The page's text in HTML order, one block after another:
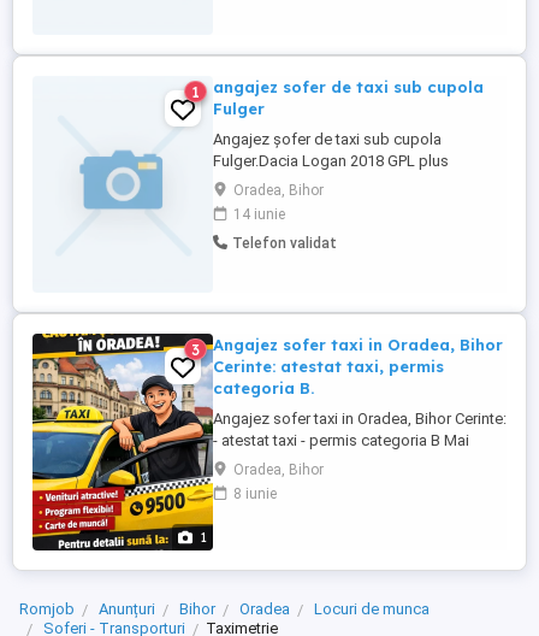
1
angajez sofer de taxi sub cupola
Fulger
Angajez șofer de taxi sub cupola
Fulger.Dacia Logan 2018 GPL plus
benzina
Oradea, Bihor
14 iunie
Telefon validat
1
3
Angajez sofer taxi in Oradea, Bihor
Cerinte: atestat taxi, permis
categoria B.
Angajez sofer taxi in Oradea, Bihor Cerinte:
- atestat taxi - permis categoria B Mai
multe detalii la telefon:
Oradea, Bihor
8 iunie
Romjob Anunțuri Bihor Oradea
Locuri de munca
Soferi - Transporturi
Taximetrie